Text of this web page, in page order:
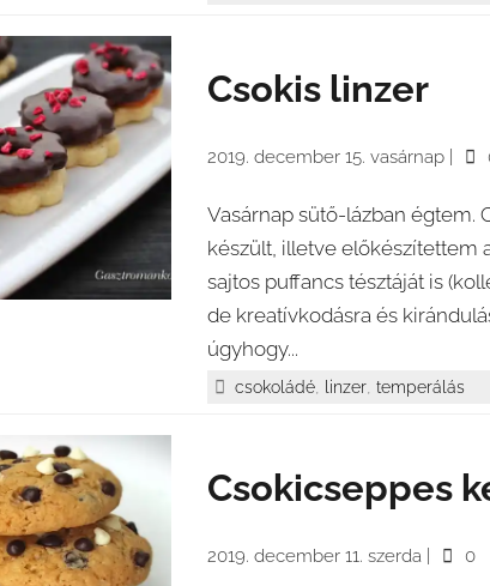
Csokis linzer
2019. december 15. vasárnap
Vasárnap sütő-lázban égtem.
készült, illetve előkészítettem
sajtos puffancs tésztáját is
de kreatívkodásra és
úgyhogy...
csokoládé, linzer,temperálás
Csokicseppes
2019. december 11. szerda 0